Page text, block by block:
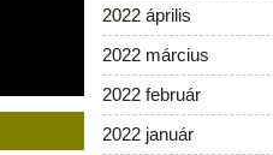
2022 április
2022 március
2022 február
2022 január